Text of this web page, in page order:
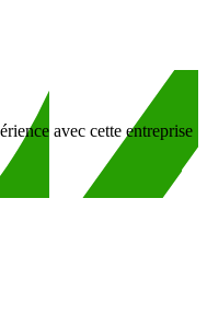
avec cette entreprise